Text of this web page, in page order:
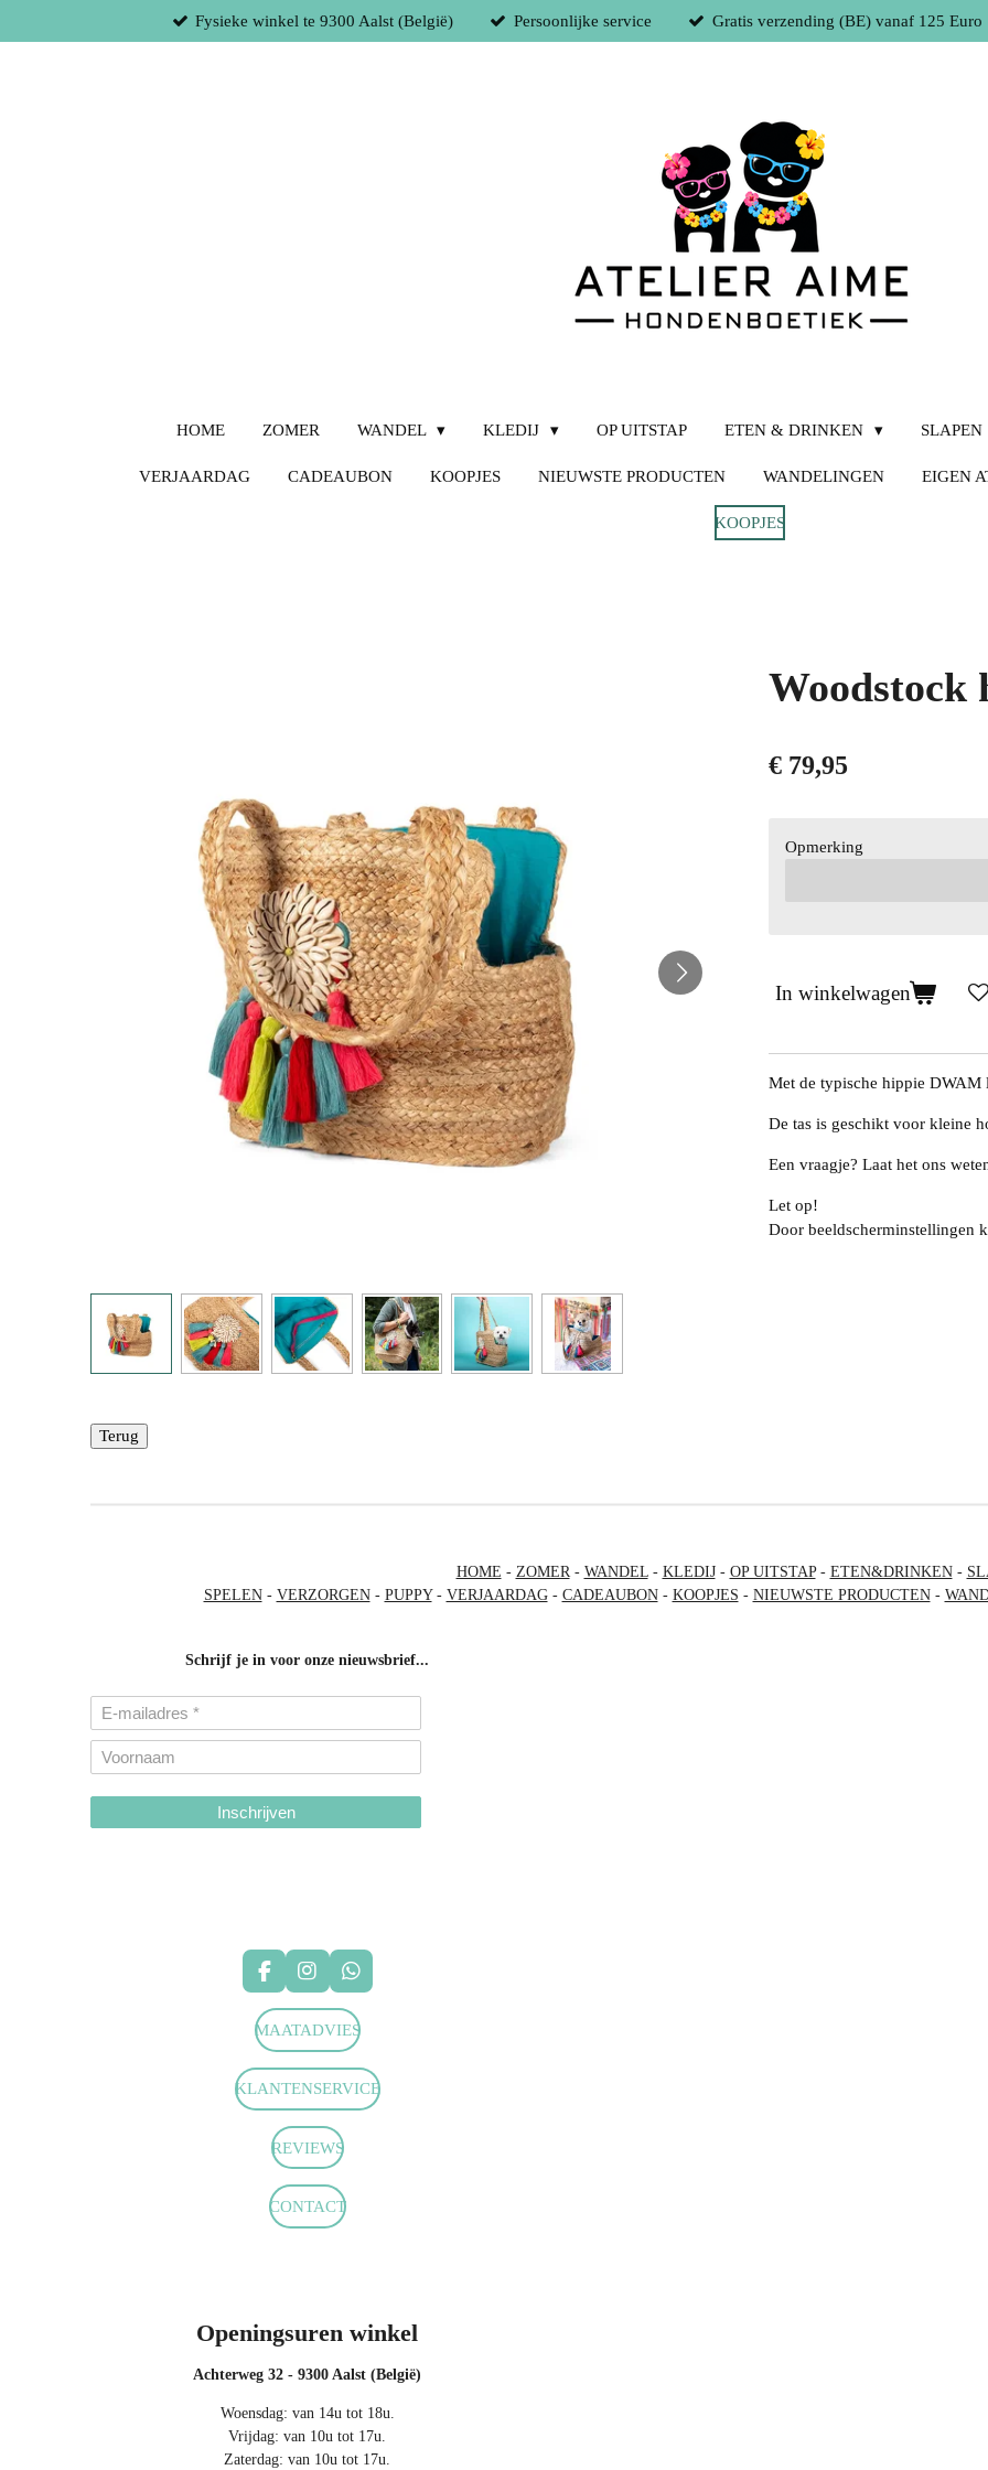
direct
Fysieke winkel te 9300 Aalst (België) Persoonlijke service Gratis verzending (BE) vanaf 125 Euro
HOME ZOMER WANDEL KLEDIJ OP UITSTAP ETEN & DRINKEN SLAPEN
VERJAARDAG CADEAUBON KOOPJES NIEUWSTE PRODUCTEN WANDELINGEN EIGEN
KOOPJES
Woodstock
€ 79,95
Opmerking
In winkelwagen
Met de typische hippie DWAM
De tas is geschikt voor kleine
Een vraagje? Laat het ons
Let op!
Door beeldscherminstellingen
Terug
HOME - ZOMER- WANDEL- KLEDIJ- OP UITSTAP- ETEN&DRINKEN-
SPELEN- VERZORGEN- PUPPY- VERJAARDAG- CADEAUBON- KOOPJES - NIEUWSTE PRODUCTEN-
Schrijf je in voor onze nieuwsbrief...
Inschrijven
F
c
e
o
I
t
r
W
a
t
p
MAATADVIES
KLANTENSERVICE
REVIEWS
CONTACT
Openingsuren winkel
Achterweg 32 - 9300 Aalst (België)
Woensdag: van 14u tot 18u.
Vrijdag: van 10u tot 17u.
Zaterdag: van 10u tot 17u.